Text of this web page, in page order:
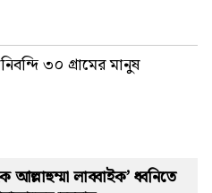
৩০ গ্রামের মানুষ
আল্লাহুম্মা লাব্বাইক’ ধ্বনিতে